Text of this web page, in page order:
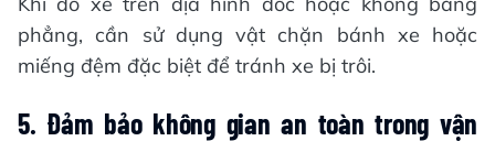
phẳng, cần sử dụng vật chặn bánh xe hoặc
miếng đệm đặc biệt để tránh xe bị trôi.
5. Đảm bảo không gian an toàn trong vận